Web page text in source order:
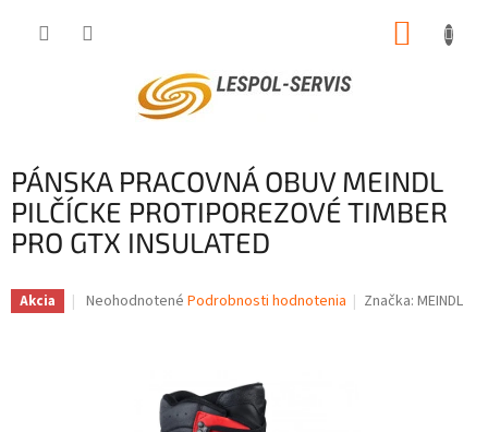
PÁNSKA PRACOVNÁ OBUV MEINDL
PILČÍCKE PROTIPOREZOVÉ TIMBER
PRO GTX INSULATED
Akcia
Priemerné
Neohodnotené Podrobnosti hodnotenia Značka:MEINDL